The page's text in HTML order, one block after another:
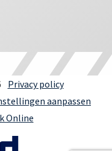
Privacy policy
aanpassen
Online